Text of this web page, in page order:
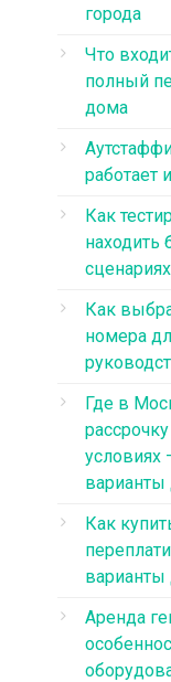
города
Что
полный
дома
работает
Как
находить
сценариях
Как
номера
Где в
условиях
варианты
Как
варианты
Аренда